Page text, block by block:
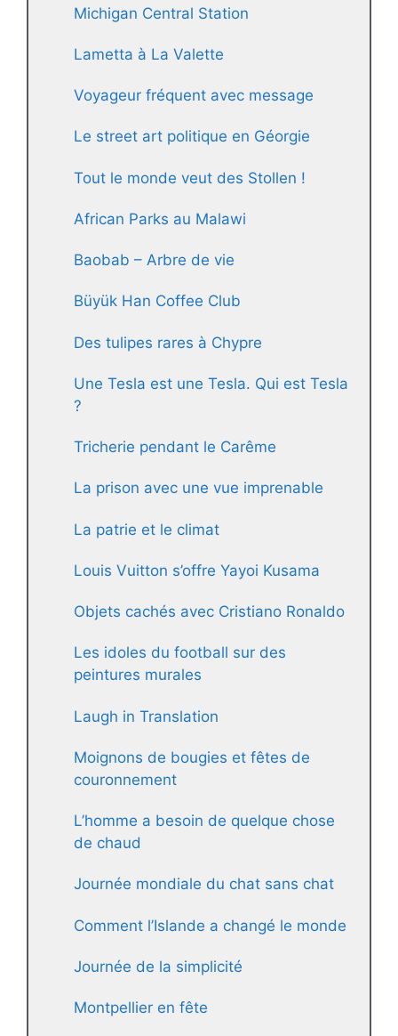
Michigan Central Station
Lametta à La Valette
Voyageur fréquent avec message
Le street art politique en Géorgie
Tout le monde veut des Stollen !
African Parks au Malawi
Baobab – Arbre de vie
Büyük Han Coffee Club
Des tulipes rares à Chypre
Une Tesla est une Tesla. Qui est Tesla
?
Tricherie pendant le Carême
La prison avec une vue imprenable
La patrie et le climat
Louis Vuitton s’offre Yayoi Kusama
Objets cachés avec Cristiano Ronaldo
Les idoles du football sur des
peintures murales
Laugh in Translation
Moignons de bougies et fêtes de
couronnement
L’homme a besoin de quelque chose
de chaud
Journée mondiale du chat sans chat
Comment l’Islande a changé le monde
Journée de la simplicité
Montpellier en fête